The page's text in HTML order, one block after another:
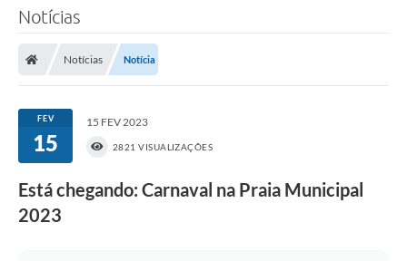
Notícias
Notícias Notícia
FEV
15
15 FEV 2023
2821 VISUALIZAÇÕES
Está chegando: Carnaval na Praia Municipal
2023